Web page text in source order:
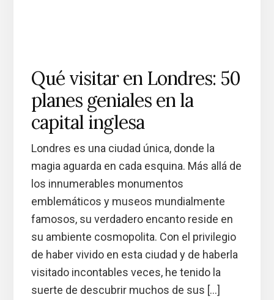
Qué visitar en Londres: 50
planes geniales en la
capital inglesa
Londres es una ciudad única, donde la
magia aguarda en cada esquina. Más allá de
los innumerables monumentos
emblemáticos y museos mundialmente
famosos, su verdadero encanto reside en
su ambiente cosmopolita. Con el privilegio
de haber vivido en esta ciudad y de haberla
visitado incontables veces, he tenido la
suerte de descubrir muchos de sus […]